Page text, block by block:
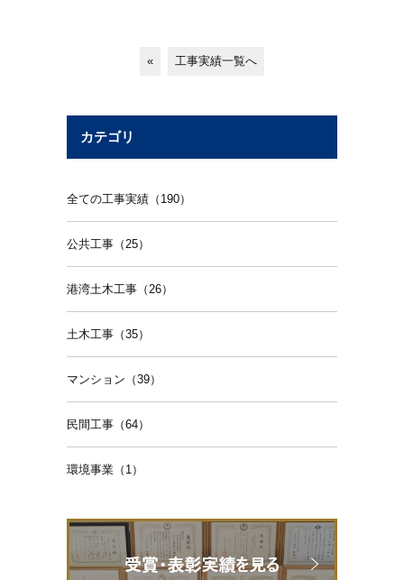
« 工事実績一覧へ
カテゴリ
全ての工事実績（190）
公共工事（25）
港湾土木工事（26）
土木工事（35）
マンション（39）
民間工事（64）
環境事業（1）